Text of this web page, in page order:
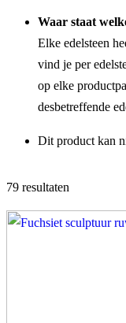
Waar staat
Elke edelsteen
vind je per
op elke
desbetreffende
Dit product kan
79 resultaten